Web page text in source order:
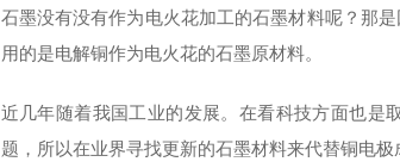
石墨没有没有作为电火花加工的石墨材料呢？那
用的是电解铜作为电火花的石墨原材料。
近几年随着我国工业的发展。在看科技方面也是
题，所以在业界寻找更新的石墨材料来代替铜电极